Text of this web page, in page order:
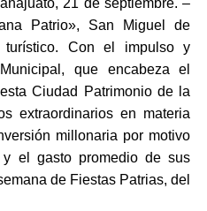
21 de septiembre. –
Patrio», San Miguel de
Con el impulso y
que encabeza el
Ciudad Patrimonio de la
extraordinarios en materia
millonaria por motivo
el gasto promedio de sus
de Fiestas Patrias, del